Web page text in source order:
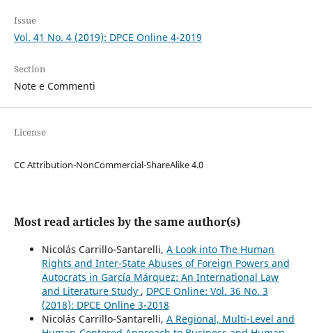
Issue
Vol. 41 No. 4 (2019): DPCE Online 4-2019
Section
Note e Commenti
License
CC Attribution-NonCommercial-ShareAlike 4.0
Most read articles by the same author(s)
Nicolás Carrillo-Santarelli, A Look into The Human
Rights and Inter-State Abuses of Foreign Powers and
Autocrats in García Márquez: An International Law
and Literature Study , DPCE Online: Vol. 36 No. 3
(2018): DPCE Online 3-2018
Nicolás Carrillo-Santarelli, A Regional, Multi-Level and